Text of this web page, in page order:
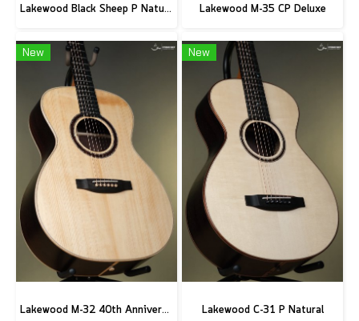
Lakewood Black Sheep P Natural Lakewood M-35 CP Deluxe
New
Lakewood M-32 40th Anniversary
New
Lakewood C-31 P Natural